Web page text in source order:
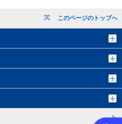
このページのトップへ